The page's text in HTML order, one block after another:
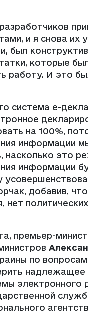
и я снова их
был
которые
работу. И это
система е-
на 100%,
информации
насколько это
информации
добавив,
нет
премьер-
по
надлежащее